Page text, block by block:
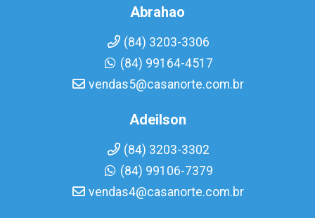
Abrahao
(84) 3203-3306
(84) 99164-4517
vendas5@casanorte.com.br
Adeilson
(84) 3203-3302
(84) 99106-7379
vendas4@casanorte.com.br